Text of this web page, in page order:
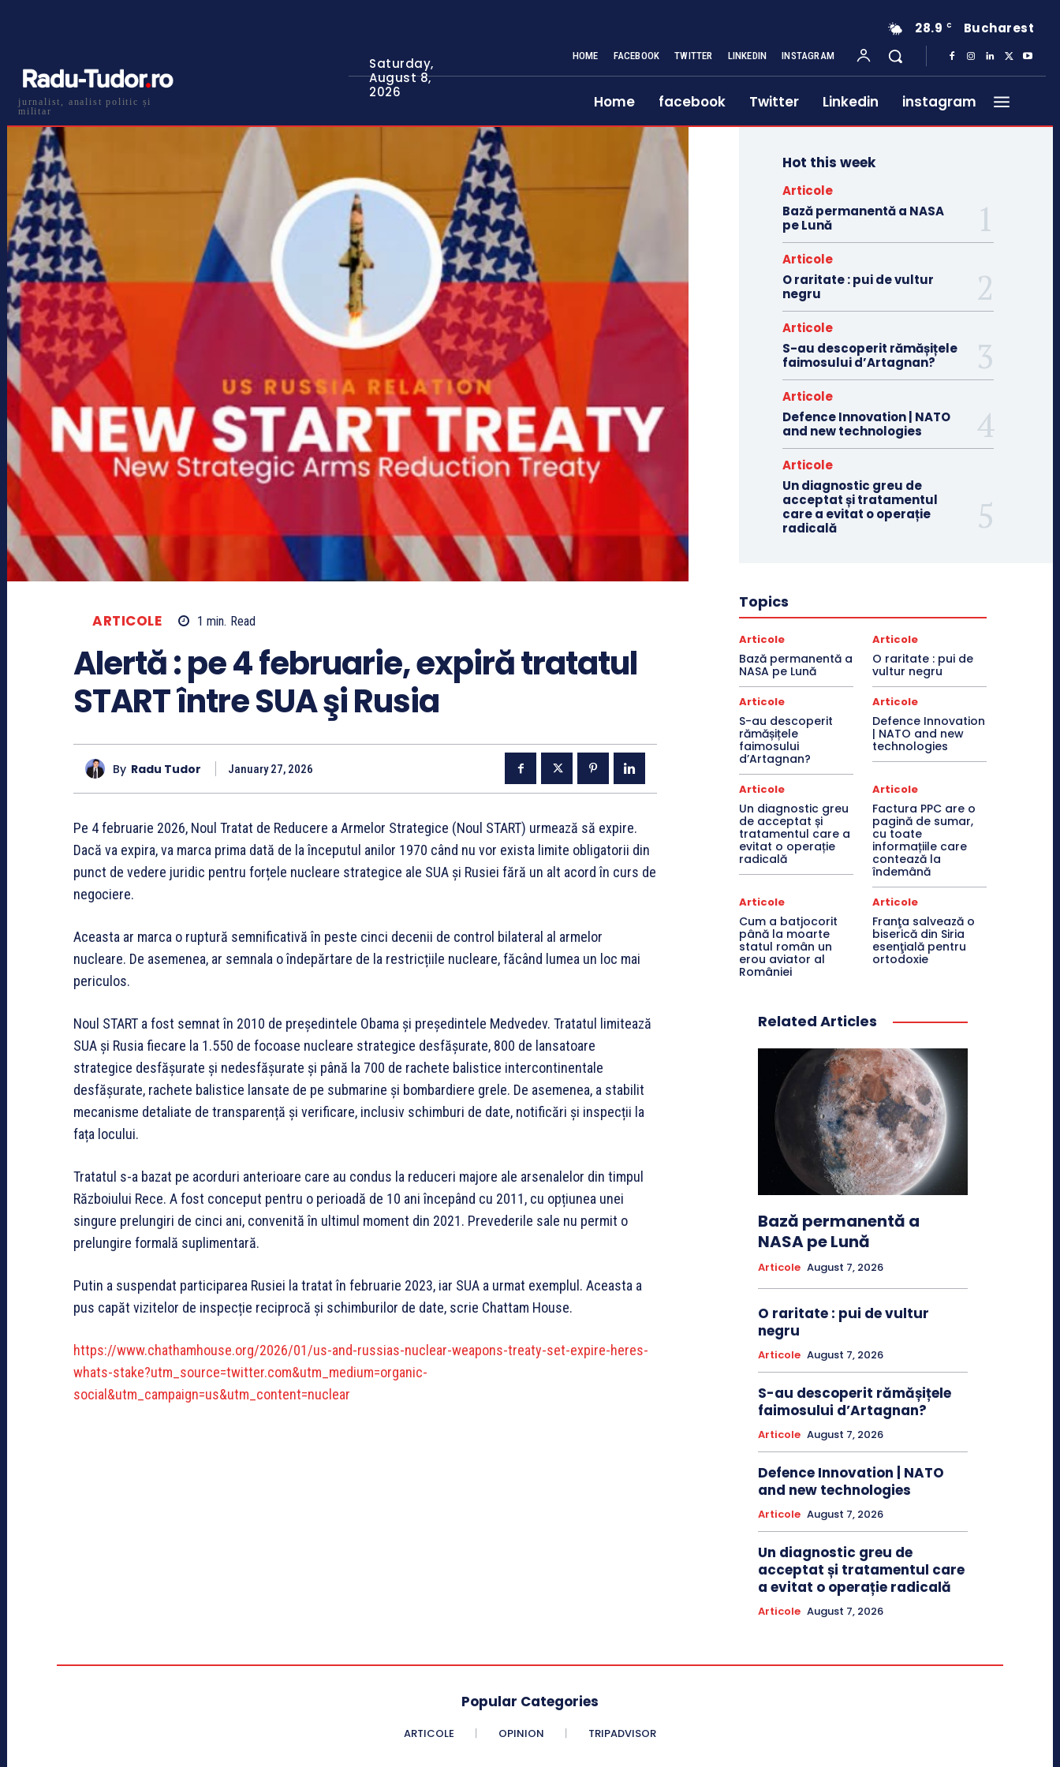
jurnalist, analist politic și
militar
Saturday,
August 8,
2026
28.9 C Bucharest
HOME FACEBOOK TWITTER LINKEDIN INSTAGRAM
Home facebook Twitter Linkedin instagram
ARTICOLE 1 min. Read
Alertă : pe 4 februarie, expiră tratatul
START între SUA şi Rusia
By Radu Tudor January 27, 2026
Pe 4 februarie 2026, Noul Tratat de Reducere a Armelor Strategice (Noul START) urmează să expire.
Dacă va expira, va marca prima dată de la începutul anilor 1970 când nu vor exista limite obligatorii din
punct de vedere juridic pentru forțele nucleare strategice ale SUA și Rusiei fără un alt acord în curs de
negociere.
Aceasta ar marca o ruptură semnificativă în peste cinci decenii de control bilateral al armelor
nucleare. De asemenea, ar semnala o îndepărtare de la restricțiile nucleare, făcând lumea un loc mai
periculos.
Noul START a fost semnat în 2010 de președintele Obama și președintele Medvedev. Tratatul limitează
SUA și Rusia fiecare la 1.550 de focoase nucleare strategice desfășurate, 800 de lansatoare
strategice desfășurate și nedesfășurate și până la 700 de rachete balistice intercontinentale
desfășurate, rachete balistice lansate de pe submarine și bombardiere grele. De asemenea, a stabilit
mecanisme detaliate de transparență și verificare, inclusiv schimburi de date, notificări și inspecții la
fața locului.
Tratatul s-a bazat pe acorduri anterioare care au condus la reduceri majore ale arsenalelor din timpul
Războiului Rece. A fost conceput pentru o perioadă de 10 ani începând cu 2011, cu opțiunea unei
singure prelungiri de cinci ani, convenită în ultimul moment din 2021. Prevederile sale nu permit o
prelungire formală suplimentară.
Putin a suspendat participarea Rusiei la tratat în februarie 2023, iar SUA a urmat exemplul. Aceasta a
pus capăt vizitelor de inspecție reciprocă și schimburilor de date, scrie Chattam House.
https://www.chathamhouse.org/2026/01/us-and-russias-nuclear-weapons-treaty-set-expire-heres-
whats-stake?utm_source=twitter.com&utm_medium=organic-
social&utm_campaign=us&utm_content=nuclear
Hot this week
Articole
Bază permanentă a NASA
pe Lună
Articole
O raritate : pui de vultur
negru
Articole
S-au descoperit rămășițele
faimosului d’Artagnan?
Articole
Defence Innovation | NATO
and new technologies
Articole
Un diagnostic greu de
acceptat și tratamentul
care a evitat o operație
radicală
Topics
Articole
Bază permanentă a
NASA pe Lună
Articole
O raritate : pui de
vultur negru
Articole
S-au descoperit
rămășițele
faimosului
d’Artagnan?
Articole
Defence Innovation
| NATO and new
technologies
Articole
Un diagnostic greu
de acceptat și
tratamentul care a
evitat o operație
radicală
Articole
Factura PPC are o
pagină de sumar,
cu toate
informațiile care
contează la
îndemână
Articole
Cum a batjocorit
până la moarte
statul român un
erou aviator al
României
Articole
Franţa salvează o
biserică din Siria
esenţială pentru
ortodoxie
Related Articles
Bază permanentă a
NASA pe Lună
Articole August 7, 2026
O raritate : pui de vultur
negru
Articole August 7, 2026
S-au descoperit rămășițele
faimosului d’Artagnan?
Articole August 7, 2026
Defence Innovation | NATO
and new technologies
Articole August 7, 2026
Un diagnostic greu de
acceptat și tratamentul care
a evitat o operație radicală
Articole August 7, 2026
Popular Categories
ARTICOLE OPINION TRIPADVISOR